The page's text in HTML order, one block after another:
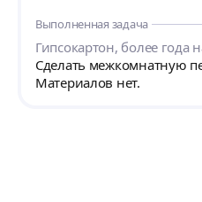
Выполненная задача
Гипсокартон, более года
Сделать межкомнатную
Материалов нет.